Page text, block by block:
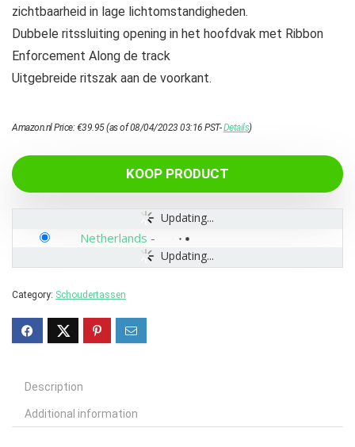
zichtbaarheid in lage lichtomstandigheden.
Dubbele ritssluiting opening in het hoofdvak met Ribbon
Enforcement Along de track
Uitgebreide ritszak aan de voorkant.
Amazon.nl Price:€39.95(as of 08/04/2023 03:16 PST-Details)
KOOP PRODUCT
Updating...
Updating...
Netherlands -
Category: Schoudertassen
Description
Additional information